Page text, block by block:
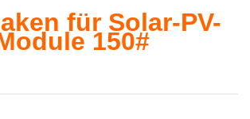
für Solar-PV-
150#